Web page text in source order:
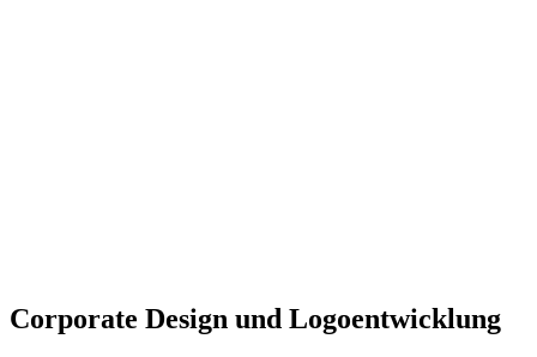
Corporate Design und Logoentwicklung